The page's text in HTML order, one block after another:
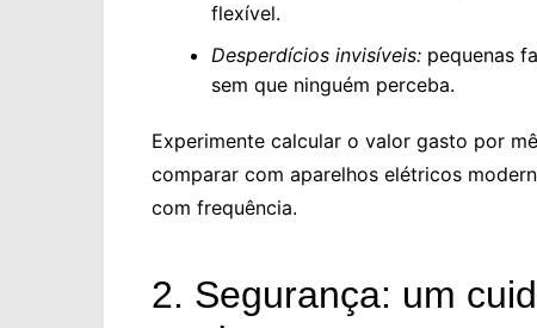
flexível.
Desperdícios invisíveis: pequenas
sem que ninguém perceba.
Experimente calcular o valor gasto por
comparar com aparelhos elétricos
com frequência.
2. Segurança: um